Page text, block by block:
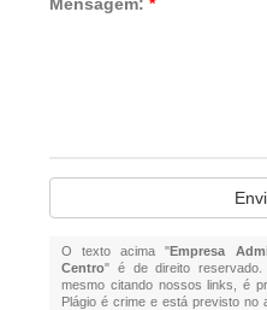
O texto acima "Empresa
Centro" é de direito reservado.
mesmo citando nossos links, é
Plágio é crime e está previsto no